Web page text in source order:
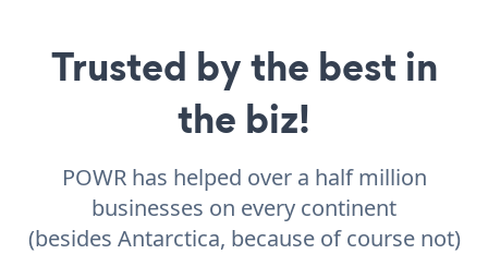
Trusted by the best in
the biz!
POWR has helped over a half million
businesses on every continent
(besides Antarctica, because of course not)